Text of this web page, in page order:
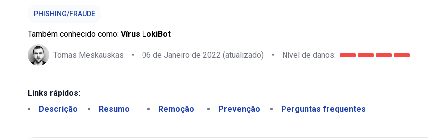
PHISHING/FRAUDE
Também conhecido como: Vírus LokiBot
Tomas Meskauskas • 06 de Janeiro de 2022 (atualizado) • Nível de danos:
Links rápidos:
Descrição
Resumo Remoção Prevenção Perguntas frequentes